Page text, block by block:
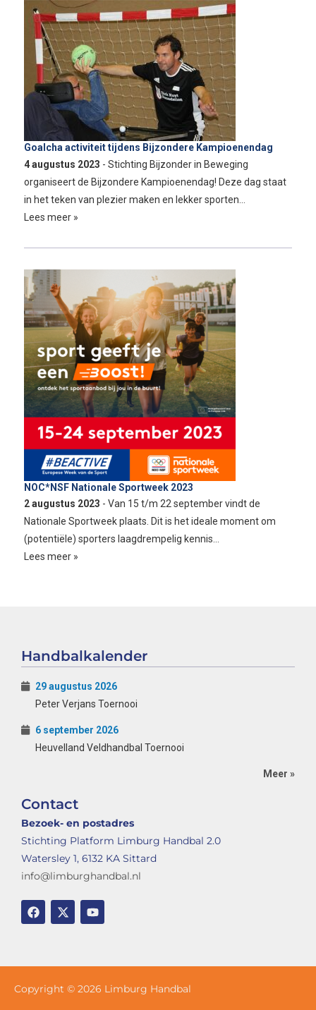
Goalcha activiteit tijdens Bijzondere Kampioenendag
4 augustus 2023 - Stichting Bijzonder in Beweging
organiseert de Bijzondere Kampioenendag! Deze dag staat
in het teken van plezier maken en lekker sporten…
Lees meer »
NOC*NSF Nationale Sportweek 2023
2 augustus 2023 - Van 15 t/m 22 september vindt de
Nationale Sportweek plaats. Dit is het ideale moment om
(potentiële) sporters laagdrempelig kennis…
Lees meer »
Handbalkalender
29 augustus 2026
Peter Verjans Toernooi
6 september 2026
Heuvelland Veldhandbal Toernooi
Meer »
Contact
Bezoek- en postadres
Stichting Platform Limburg Handbal 2.0
Watersley 1, 6132 KA Sittard
info@limburghandbal.nl
Copyright © 2026 Limburg Handbal